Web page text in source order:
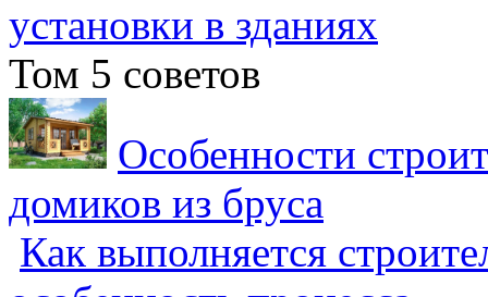
установки в зданиях
Том 5 советов
Особенности
домиков из бруса
Как выполняется